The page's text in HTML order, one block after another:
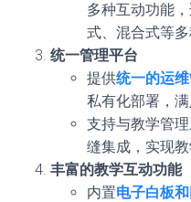
多种互动功能
式、混合式等多
统一管理平台
提供统一的运
私有化部署，满
支持与教学管
缝集成，实现教
丰富的教学互动功能
内置电子白板